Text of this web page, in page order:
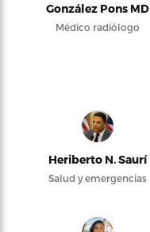
González Pons MD
Médico radiólogo
Heriberto N. Saurí
Salud y emergencias